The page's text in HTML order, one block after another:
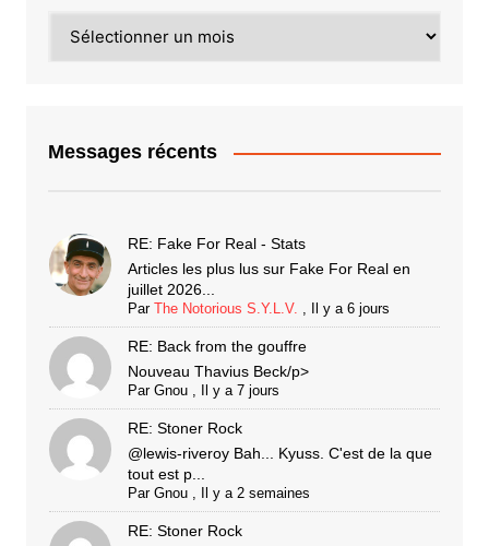
Messages récents
RE: Fake For Real - Stats
Articles les plus lus sur Fake For Real en
juillet 2026...
Par The Notorious S.Y.L.V. , Il y a 6 jours
RE: Back from the gouffre
Nouveau Thavius Beck/p>
Par Gnou, Il y a 7 jours
RE: Stoner Rock
@lewis-riveroy Bah... Kyuss. C'est de la que
tout est p...
Par Gnou, Il y a 2 semaines
RE: Stoner Rock